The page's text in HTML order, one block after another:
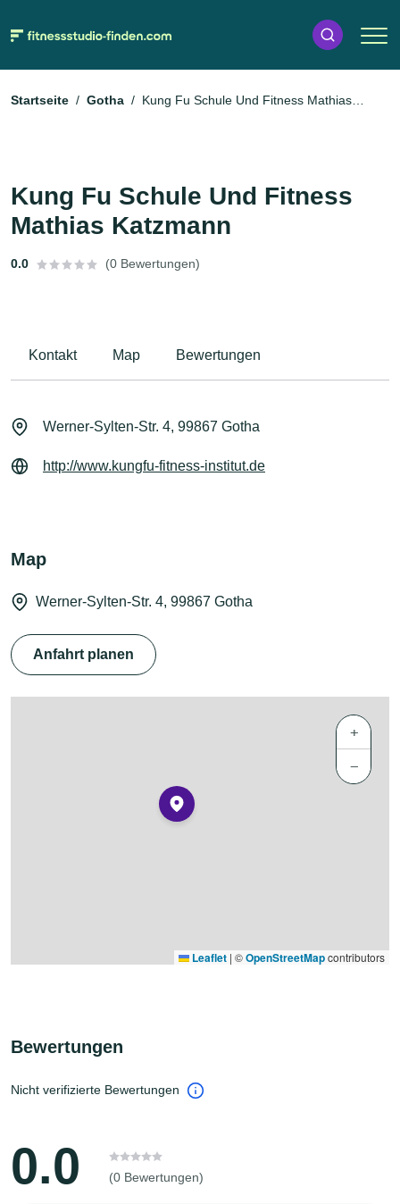
Startseite Gotha
Kung Fu Schule Und Fitness Mathias
Kung Fu Schule Und Fitness
Mathias Katzmann
0.0 (0 Bewertungen)
Kontakt Map Bewertungen
Werner-Sylten-Str. 4, 99867 Gotha
http://www.kungfu-fitness-institut.de
Map
Werner-Sylten-Str. 4, 99867 Gotha
Anfahrt planen
+
−
Leaflet | ©OpenStreetMapcontributors
Bewertungen
Nicht verifizierte Bewertungen
0.0 (0 Bewertungen)